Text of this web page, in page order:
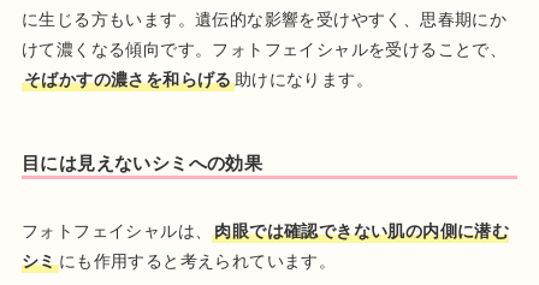
に生じる方もいます。遺伝的な影響を受けやすく、思春期にか
けて濃くなる傾向です。フォトフェイシャルを受けることで、
そばかすの濃さを和らげる助けになります。
目には見えないシミへの効果
フォトフェイシャルは、肉眼では確認できない肌の内側に潜む
シミにも作用すると考えられています。